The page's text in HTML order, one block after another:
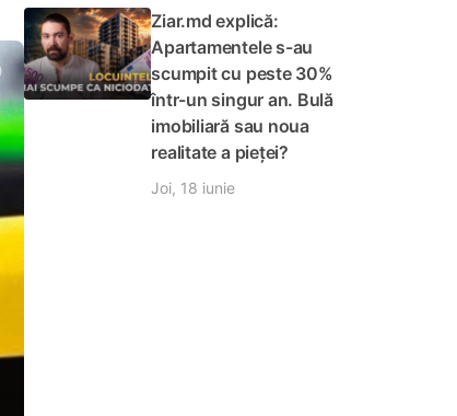
Ziar.md explică:
Apartamentele s-au
scumpit cu peste 30%
într-un singur an. Bulă
imobiliară sau noua
realitate a pieței?
Joi, 18 iunie